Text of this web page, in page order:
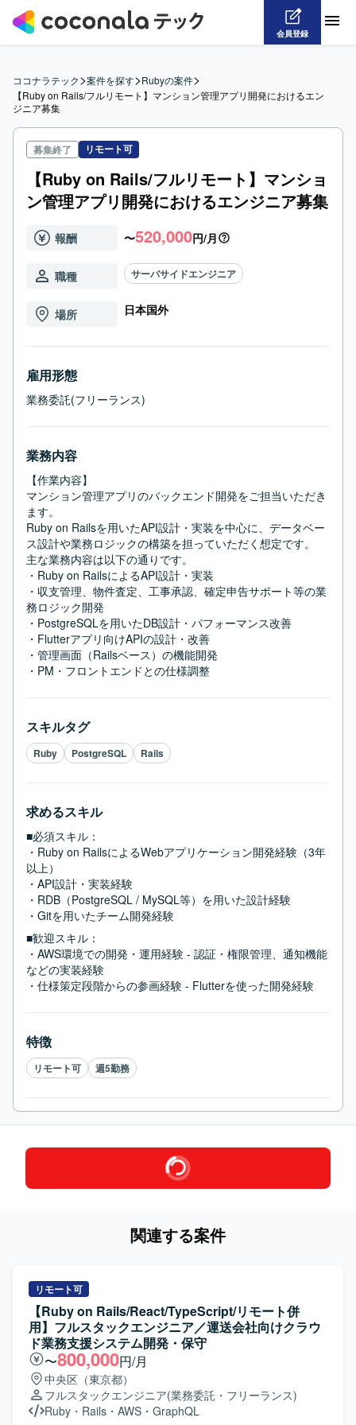
会員登録
ココナラテック>案件を探す>Rubyの案件>
【Ruby on Rails/フルリモート】マンション管理アプリ開発におけるエン
ジニア募集
募集終了 リモート可
【Ruby on Rails/フルリモート】マンショ
ン管理アプリ開発におけるエンジニア募集
報酬 〜520,000円/月
職種 サーバサイドエンジニア
場所 日本国外
雇用形態
業務委託(フリーランス)
業務内容
【作業内容】
マンション管理アプリのバックエンド開発をご担当いただき
ます。
Ruby on Railsを用いたAPI設計・実装を中心に、データベー
ス設計や業務ロジックの構築を担っていただく想定です。
主な業務内容は以下の通りです。
・Ruby on RailsによるAPI設計・実装
・収支管理、物件査定、工事承認、確定申告サポート等の業
務ロジック開発
・PostgreSQLを用いたDB設計・パフォーマンス改善
・Flutterアプリ向けAPIの設計・改善
・管理画面（Railsベース）の機能開発
・PM・フロントエンドとの仕様調整
スキルタグ
Ruby PostgreSQL Rails
求めるスキル
■必須スキル：
・Ruby on RailsによるWebアプリケーション開発経験（3年
以上）
・API設計・実装経験
・RDB（PostgreSQL / MySQL等）を用いた設計経験
・Gitを用いたチーム開発経験
■歓迎スキル：
・AWS環境での開発・運用経験 - 認証・権限管理、通知機能
などの実装経験
・仕様策定段階からの参画経験 - Flutterを使った開発経験
特徴
リモート可 週5勤務
関連する案件
リモート可
【Ruby on Rails/React/TypeScript/リモート併
用】フルスタックエンジニア／運送会社向けクラウ
ド業務支援システム開発・保守
〜800,000円/月
中央区（東京都）
フルスタックエンジニア(業務委託・フリーランス)
Ruby ・ Rails ・ AWS ・ GraphQL